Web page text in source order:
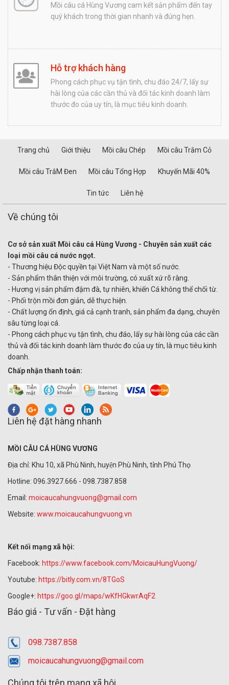
Mồi câu cá Hùng Vương cam kết sản phẩm đến tay
quý khách trong thời gian nhanh và đúng hẹn.
Hỗ trợ khách hàng
Phong cách phục vụ tận tình, chu đáo 24/7, lấy sự
hài lòng của các cần thủ và đối tác kinh doanh làm
thước đo của uy tín, là mục tiêu kinh doanh.
Trang chủ Giới thiệu Mồi câu Chép Mồi câu Trắm Cỏ
Mồi câu TrắM Đen Mồi câu Tổng Hợp Khuyến Mãi 40%
Tin tức Liên hệ
Về chúng tôi
Cơ sở sản xuất Mồi câu cá Hùng Vương - Chuyên sản xuất các
loại mồi câu cá nước ngọt.
- Thương hiệu Độc quyền tại Việt Nam và một số nước.
- Sản phẩm thân thiện với môi trường, có xuất xứ rõ ràng.
- Hương vị sản phẩm đậm đà, tự nhiên, khiến Cá không thể chối từ.
- Phối trộn mồi đơn giản, dễ thực hiện.
- Chất lượng ổn định, giá cả cạnh tranh, sản phẩm đa dạng, chuyên
sâu từng loại cá.
- Phong cách phục vụ tận tình, chu đáo, lấy sự hài lòng của các cần
thủ và đối tác kinh doanh làm thước đo của uy tín, là mục tiêu kinh
doanh.
Chấp nhận thanh toán:
Liên hệ đặt hàng nhanh
MỒI CÂU CÁ HÙNG VƯƠNG
Địa chỉ: Khu 10, xã Phù Ninh, huyện Phù Ninh, tỉnh Phú Thọ
Hotline: 096.3927.666 - 098.7387.858
Email: moicaucahungvuong@gmail.com
Website: www.moicaucahungvuong.vn
Kết nối mạng xã hội:
Facebook: https://www.facebook.com/MoicauHungVuong/
Youtube: https://bitly.com.vn/8TGoS
Google+: https://goo.gl/maps/wKfHGkwrAqF2
Báo giá - Tư vấn - Đặt hàng
098.7387.858
moicaucahungvuong@gmail.com
Chúng tôi trên mạng xã hội